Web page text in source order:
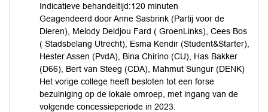
Indicatieve behandeltijd:120 minuten
Geagendeerd door Anne Sasbrink (Partij voor de
Dieren), Melody Deldjou Fard ( GroenLinks), Cees Bos
( Stadsbelang Utrecht), Esma Kendir (Student&Starter),
Hester Assen (PvdA), Bina Chirino (CU), Has Bakker
(D66), Bert van Steeg (CDA), Mahmut Sungur (DENK)
Het vorige college heeft besloten tot een forse
bezuiniging op de lokale omroep, met ingang van de
volgende concessieperiode in 2023.